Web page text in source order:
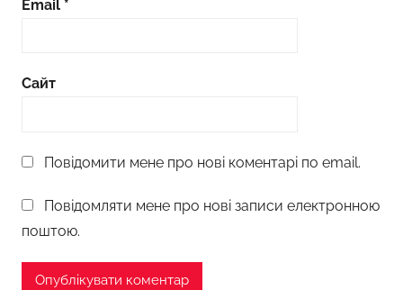
Email *
Сайт
Повідомити мене про нові коментарі по email.
Повідомляти мене про нові записи електронною
поштою.